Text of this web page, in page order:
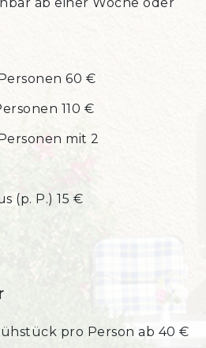
60 €
110 €
mit 2
(p. P.) 15 €
pro Person ab 40 €